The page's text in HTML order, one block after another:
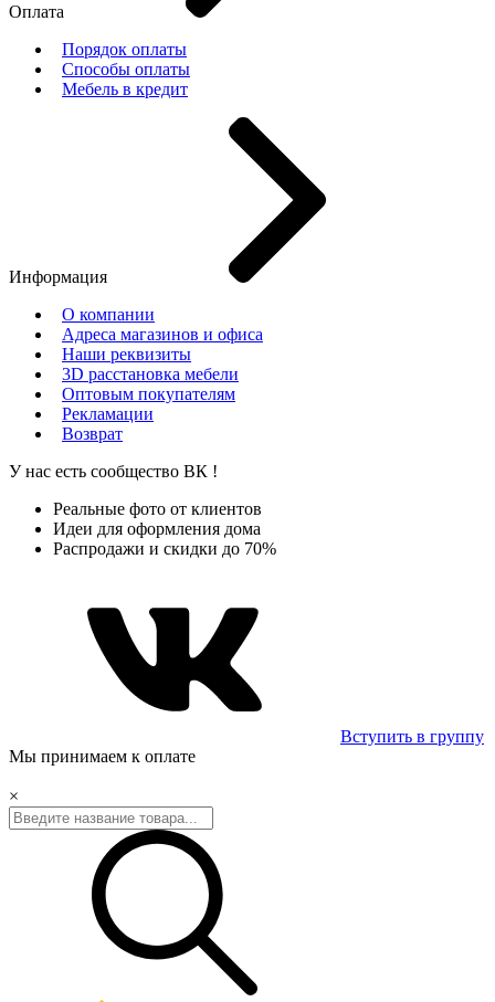
Оплата
Порядок оплаты
Способы оплаты
Мебель в кредит
Информация
О компании
Адреса магазинов и офиса
Наши реквизиты
3D расстановка мебели
Оптовым покупателям
Рекламации
Возврат
У нас есть сообщество ВК !
Реальные фото от клиентов
Идеи для оформления дома
Распродажи и скидки до 70%
Вступить в группу
Мы принимаем к оплате
×